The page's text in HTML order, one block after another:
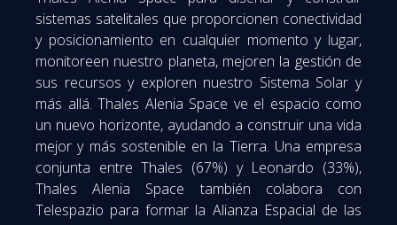
sistemas satelitales que proporcionen conectividad
y posicionamiento en cualquier momento y lugar,
monitoreen nuestro planeta, mejoren la gestión de
sus recursos y exploren nuestro Sistema Solar y
más allá. Thales Alenia Space ve el espacio como
un nuevo horizonte, ayudando a construir una vida
mejor y más sostenible en la Tierra. Una empresa
conjunta entre Thales (67%) y Leonardo (33%),
Thales Alenia Space también colabora con
Telespazio para formar la Alianza Espacial de las